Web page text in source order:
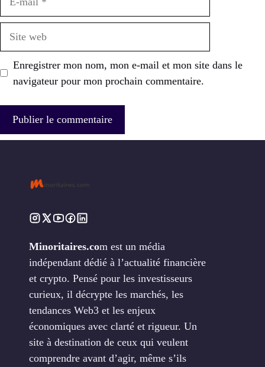
Enregistrer mon nom, mon e-mail et mon site dans le
navigateur pour mon prochain commentaire.
Minoritaires.com est un média
indépendant dédié à l’actualité financière
et crypto. Pensé pour les investisseurs
curieux, il décrypte les marchés, les
tendances Web3 et les enjeux
économiques avec clarté et rigueur. Un
site à destination de ceux qui veulent
comprendre avant d’agir, même s’ils